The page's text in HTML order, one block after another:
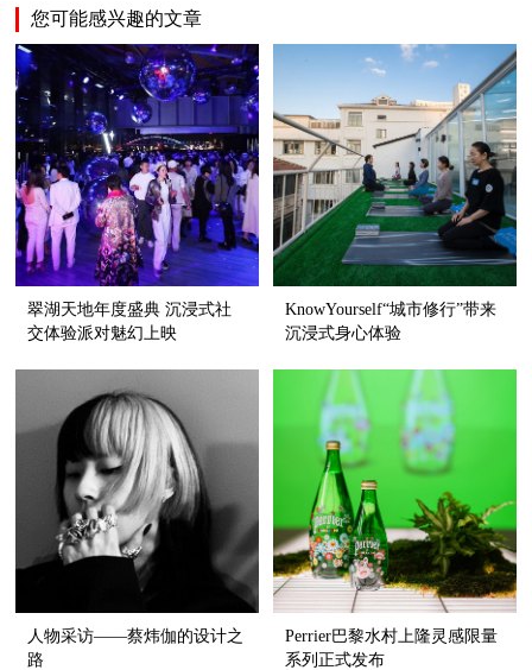
您可能感兴趣的文章
翠湖天地年度盛典 沉浸式社
交体验派对魅幻上映
KnowYourself“城市修行”带来
沉浸式身心体验
人物采访——蔡炜伽的设计之
路
Perrier巴黎水村上隆灵感限量
系列正式发布